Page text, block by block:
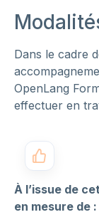
Dans le cadre
OpenLang
effectuer en
À l’issue de
en mesure de :